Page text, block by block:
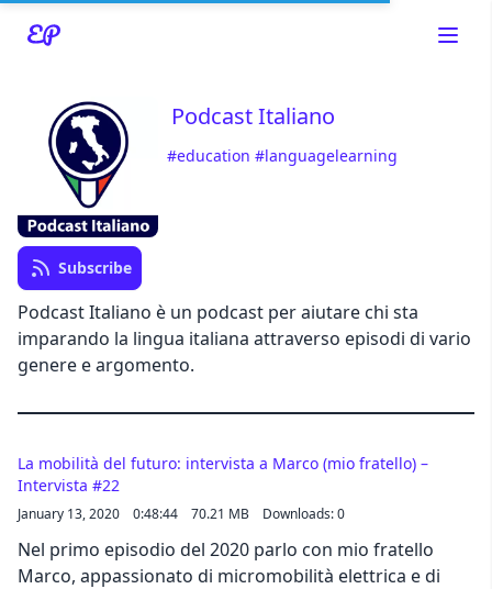
Read about our content policies here
Podcast Italiano
#education #languagelearning
Subscribe
Podcast Italiano è un podcast per aiutare chi sta
imparando la lingua italiana attraverso episodi di vario
genere e argomento.
La mobilità del futuro: intervista a Marco (mio fratello) –
Intervista #22
January 13, 2020 0:48:44 70.21 MB Downloads: 0
Nel primo episodio del 2020 parlo con mio fratello
Marco, appassionato di micromobilità elettrica e di